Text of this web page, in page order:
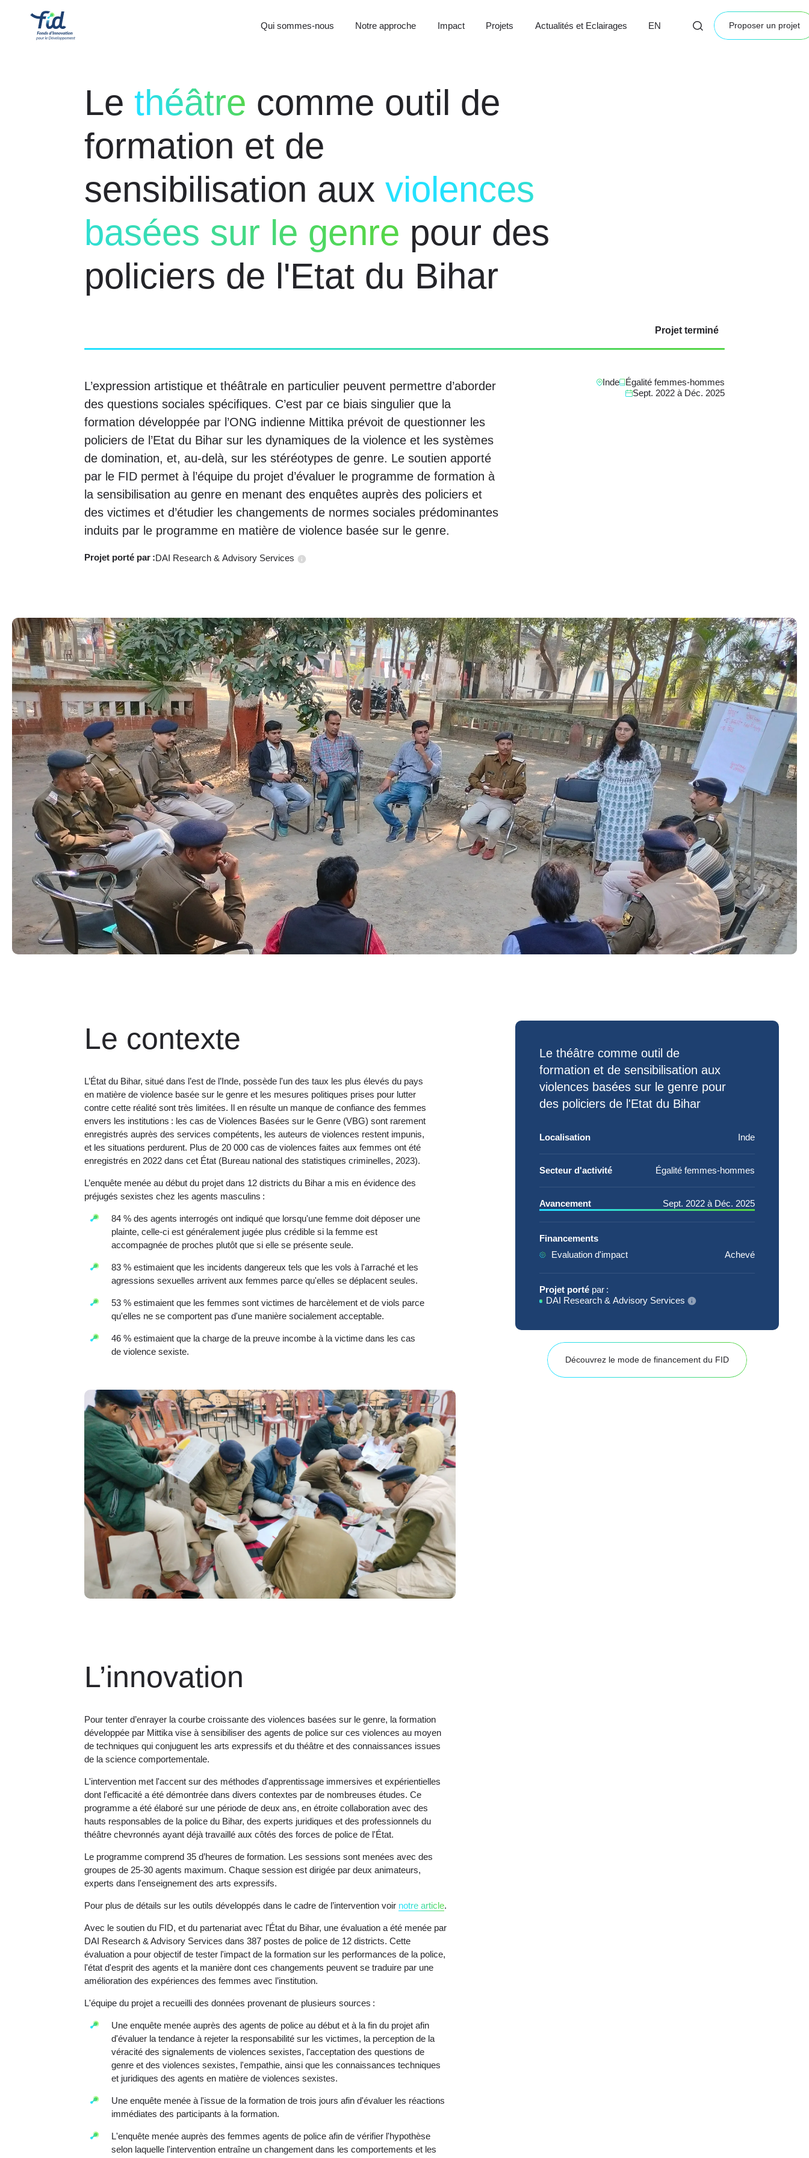
Qui sommes-nous Notre approche Impact Projets Actualités et Eclairages EN Proposer un projet
Le théâtre comme outil de
formation et de
sensibilisation aux violences
basées sur le genre pour des
policiers de l'Etat du Bihar
Projet terminé
Inde
Égalité femmes-hommes
Sept. 2022 à Déc. 2025
L’expression artistique et théâtrale en particulier peuvent permettre d’aborder
des questions sociales spécifiques. C’est par ce biais singulier que la
formation développée par l’ONG indienne Mittika prévoit de questionner les
policiers de l’Etat du Bihar sur les dynamiques de la violence et les systèmes
de domination, et, au-delà, sur les stéréotypes de genre. Le soutien apporté
par le FID permet à l’équipe du projet d’évaluer le programme de formation à
la sensibilisation au genre en menant des enquêtes auprès des policiers et
des victimes et d’étudier les changements de normes sociales prédominantes
induits par le programme en matière de violence basée sur le genre.
Projet portépar :DAI Research & Advisory Services
Le contexte
L’État du Bihar, situé dans l’est de l’Inde, possède l'un des taux les plus élevés du pays
en matière de violence basée sur le genre et les mesures politiques prises pour lutter
contre cette réalité sont très limitées. Il en résulte un manque de confiance des femmes
envers les institutions : les cas de Violences Basées sur le Genre (VBG) sont rarement
enregistrés auprès des services compétents, les auteurs de violences restent impunis,
et les situations perdurent. Plus de 20 000 cas de violences faites aux femmes ont été
enregistrés en 2022 dans cet État (Bureau national des statistiques criminelles, 2023).
L’enquête menée au début du projet dans 12 districts du Bihar a mis en évidence des
préjugés sexistes chez les agents masculins :
84 % des agents interrogés ont indiqué que lorsqu'une femme doit déposer une
plainte, celle-ci est généralement jugée plus crédible si la femme est
accompagnée de proches plutôt que si elle se présente seule.
83 % estimaient que les incidents dangereux tels que les vols à l'arraché et les
agressions sexuelles arrivent aux femmes parce qu'elles se déplacent seules.
53 % estimaient que les femmes sont victimes de harcèlement et de viols parce
qu'elles ne se comportent pas d'une manière socialement acceptable.
46 % estimaient que la charge de la preuve incombe à la victime dans les cas
de violence sexiste.
L’innovation
Pour tenter d’enrayer la courbe croissante des violences basées sur le genre, la formation
développée par Mittika vise à sensibiliser des agents de police sur ces violences au moyen
de techniques qui conjuguent les arts expressifs et du théâtre et des connaissances issues
de la science comportementale.
L'intervention met l'accent sur des méthodes d'apprentissage immersives et expérientielles
dont l'efficacité a été démontrée dans divers contextes par de nombreuses études. Ce
programme a été élaboré sur une période de deux ans, en étroite collaboration avec des
hauts responsables de la police du Bihar, des experts juridiques et des professionnels du
théâtre chevronnés ayant déjà travaillé aux côtés des forces de police de l'État.
Le programme comprend 35 d’heures de formation. Les sessions sont menées avec des
groupes de 25-30 agents maximum. Chaque session est dirigée par deux animateurs,
experts dans l'enseignement des arts expressifs.
Pour plus de détails sur les outils développés dans le cadre de l’intervention voir notre article.
Avec le soutien du FID, et du partenariat avec l'État du Bihar, une évaluation a été menée par
DAI Research & Advisory Services dans 387 postes de police de 12 districts. Cette
évaluation a pour objectif de tester l'impact de la formation sur les performances de la police,
l'état d'esprit des agents et la manière dont ces changements peuvent se traduire par une
amélioration des expériences des femmes avec l’institution.
L'équipe du projet a recueilli des données provenant de plusieurs sources :
Une enquête menée auprès des agents de police au début et à la fin du projet afin
d'évaluer la tendance à rejeter la responsabilité sur les victimes, la perception de la
véracité des signalements de violences sexistes, l'acceptation des questions de
genre et des violences sexistes, l'empathie, ainsi que les connaissances techniques
et juridiques des agents en matière de violences sexistes.
Une enquête menée à l'issue de la formation de trois jours afin d'évaluer les réactions
immédiates des participants à la formation.
L'enquête menée auprès des femmes agents de police afin de vérifier l'hypothèse
selon laquelle l'intervention entraîne un changement dans les comportements et les
Lethéâtre comme outil de
formation et de sensibilisation aux
violences basées sur le genre pour
des policiers de l'Etat du Bihar
Localisation Inde
Secteur d'activité Égalité femmes-hommes
Avancement Sept. 2022 à Déc. 2025
Financements
Evaluation d'impact
Achevé
Projet porté par :
DAI Research & Advisory Services
Découvrez le mode de financement du FID